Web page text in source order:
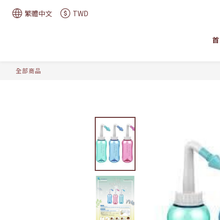
繁體中文 TWD
全部商品